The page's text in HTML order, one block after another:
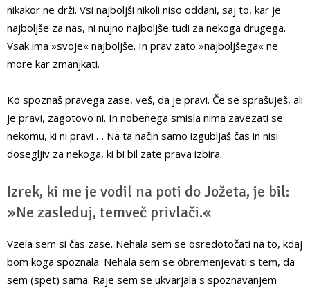
nikakor ne drži. Vsi najboljši nikoli niso oddani, saj to, kar je
najboljše za nas, ni nujno najboljše tudi za nekoga drugega.
Vsak ima »svoje« najboljše. In prav zato »najboljšega« ne
more kar zmanjkati.
Ko spoznaš pravega zase, veš, da je pravi. Če se sprašuješ, ali
je pravi, zagotovo ni. In nobenega smisla nima zavezati se
nekomu, ki ni pravi … Na ta način samo izgubljaš čas in nisi
dosegljiv za nekoga, ki bi bil zate prava izbira.
Izrek, ki me je vodil na poti do Jožeta, je bil:
»Ne zasleduj, temveč privlači.«
Vzela sem si čas zase. Nehala sem se osredotočati na to, kdaj
bom koga spoznala. Nehala sem se obremenjevati s tem, da
sem (spet) sama. Raje sem se ukvarjala s spoznavanjem